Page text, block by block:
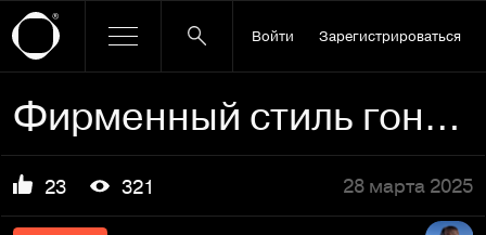
Войти Зарегистрироваться
Фирменный стиль гончарной студии
23 321 28 марта 2025